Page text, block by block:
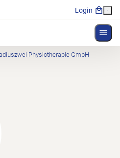
Login
Physiotherapie GmbH